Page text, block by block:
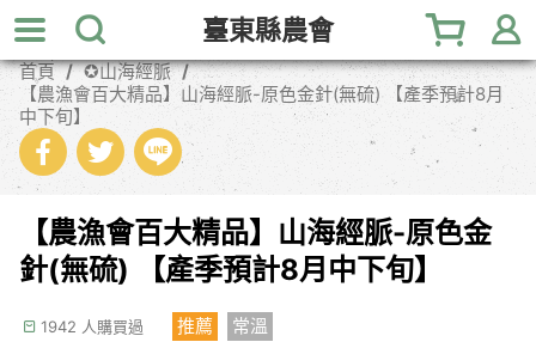
跳
到
主
內
臺東縣農會
首頁
✪山海經脈
【農漁會百大精品】山海經脈-原色金針(無硫) 【產季預計8月
中下旬】
【農漁會百大精品】山海經脈-原色金
針(無硫) 【產季預計8月中下旬】
1942 人購買過 推薦 常溫